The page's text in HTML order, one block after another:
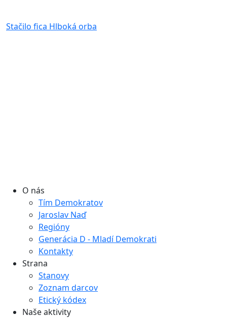
Stačilo fica Hlboká orba
O nás
Tím Demokratov
Jaroslav Naď
Regióny
Generácia D - Mladí Demokrati
Kontakty
Strana
Stanovy
Zoznam darcov
Etický kódex
Naše aktivity